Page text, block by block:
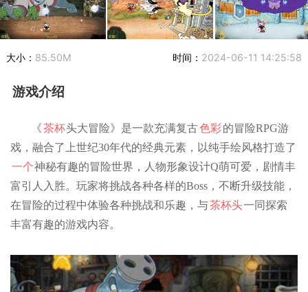
大小： 85.50M 时间： 2024-06-11 14:25:58
游戏介绍
《茶杯头大冒险》是一款充满复古色彩的冒险RPG游
戏，融合了上世纪30年代的经典元素，以纯手绘风格打造了
一个神秘有趣的冒险世界，人物形象设计Q萌可爱，剧情丰
富引人入胜。玩家将挑战各种各样的Boss，不断升级技能，
在冒险的过程中体验各种挑战和乐趣，与茶杯头一同探索
丰富有趣的游戏内容。